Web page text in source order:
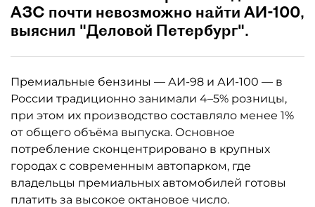
АЗС почти невозможно найти АИ-100,
выяснил "Деловой Петербург".
Премиальные бензины — АИ-98 и АИ-100 — в
России традиционно занимали 4–5% розницы,
при этом их производство составляло менее 1%
от общего объёма выпуска. Основное
потребление сконцентрировано в крупных
городах с современным автопарком, где
владельцы премиальных автомобилей готовы
платить за высокое октановое число.